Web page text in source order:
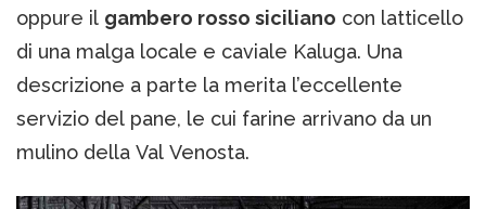
oppure il gambero rosso siciliano con latticello
di una malga locale e caviale Kaluga. Una
descrizione a parte la merita l’eccellente
servizio del pane, le cui farine arrivano da un
mulino della Val Venosta.